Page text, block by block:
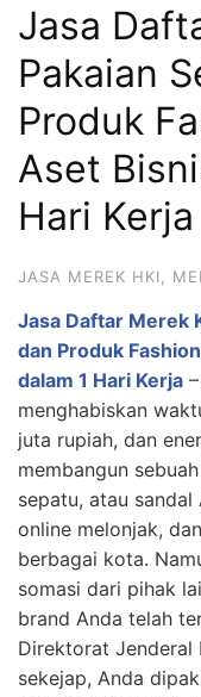
Jasa
Pakaian
Produk
Aset
Hari Kerja
JASA MEREK HKI
Jasa Daftar Merek
dan Produk
dalam 1 Hari Kerja
menghabiskan
juta rupiah, dan
membangun
sepatu, atau sandal
online melonjak,
berbagai kota.
somasi dari pihak
brand Anda telah
Direktorat Jenderal
sekejap, Anda